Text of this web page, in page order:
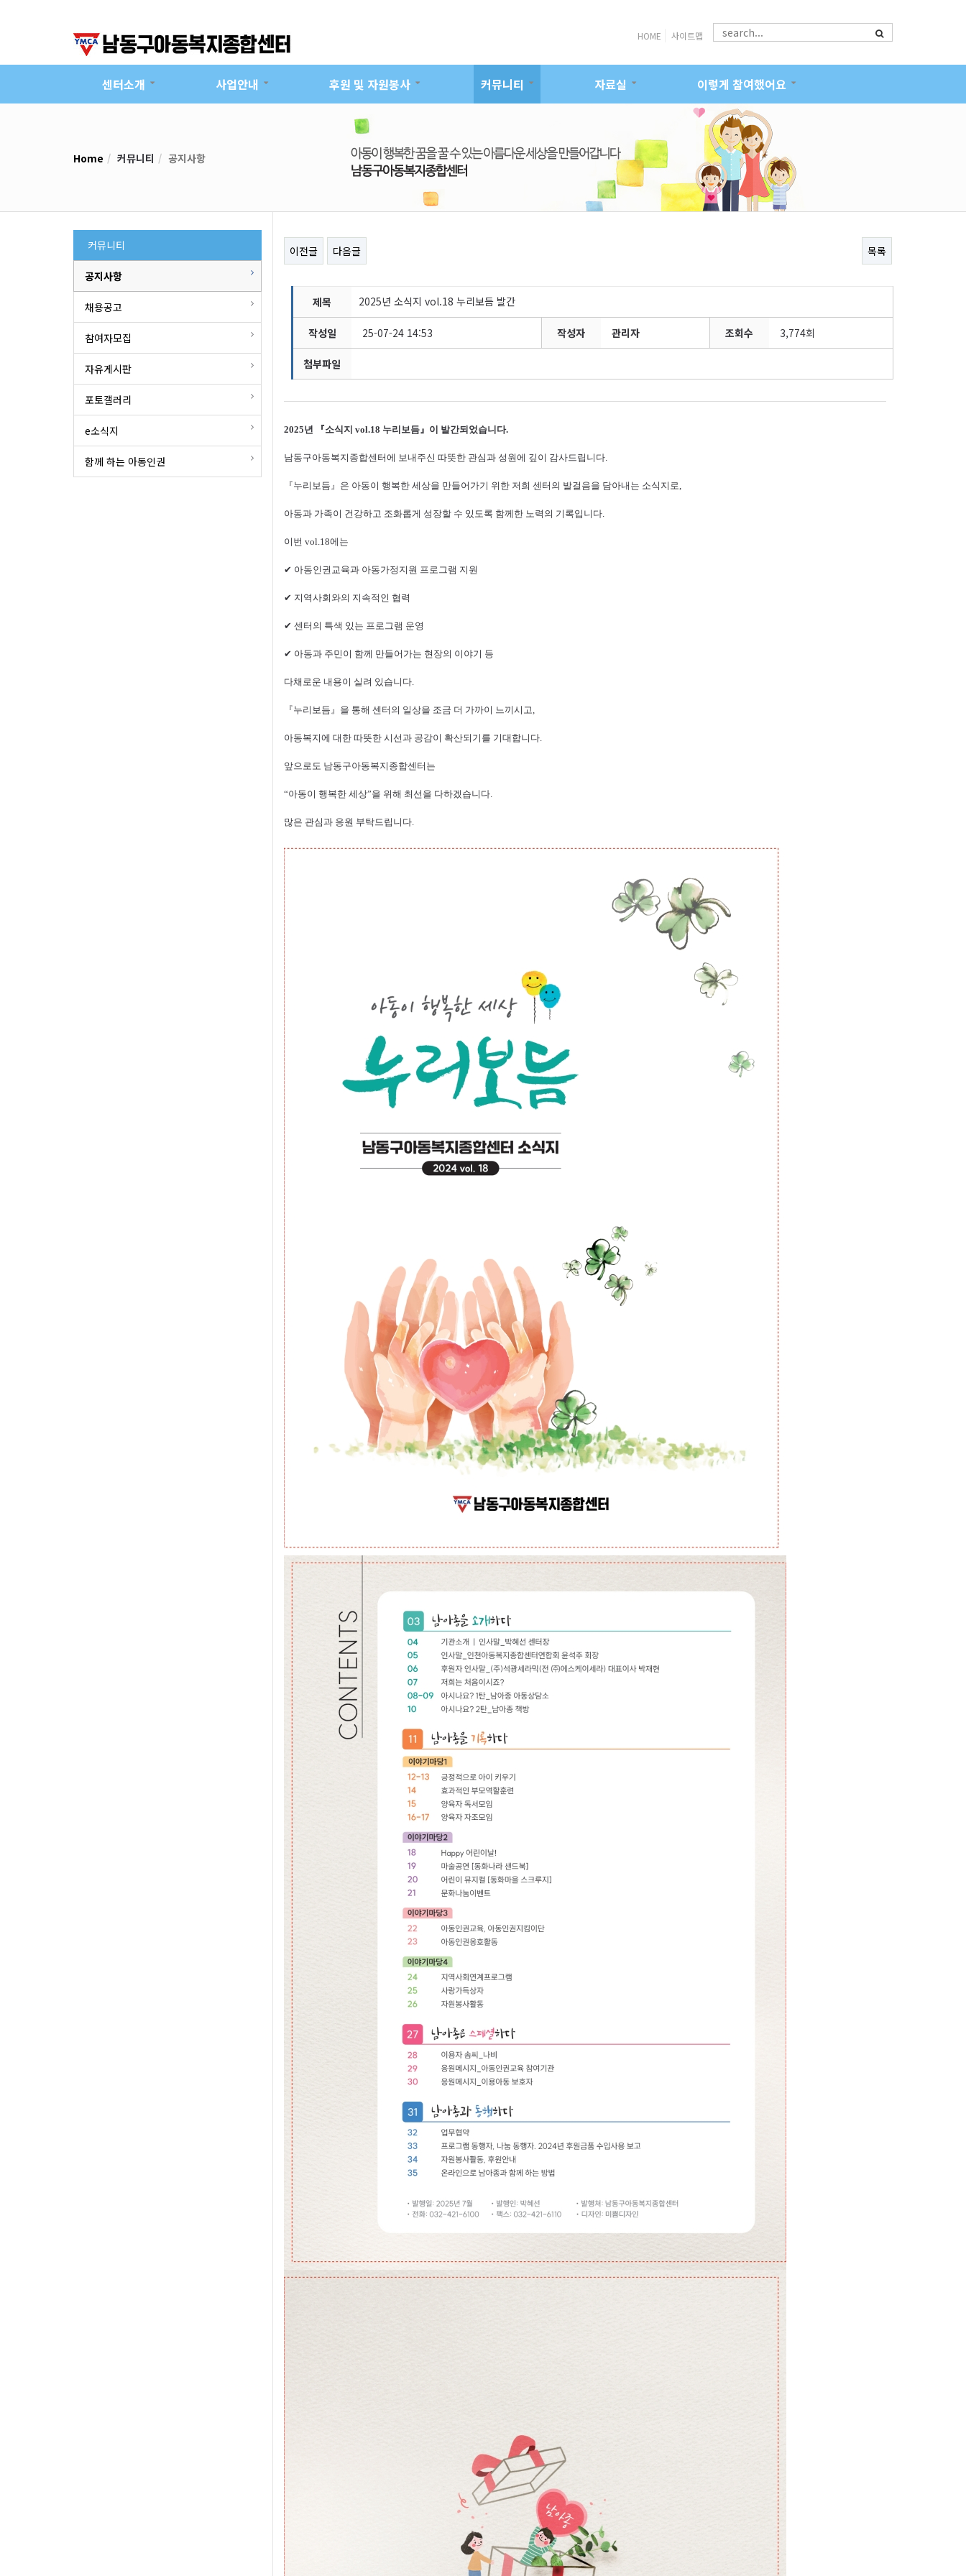
HOME 사이트맵
센터소개 사업안내 후원 및 자원봉사 커뮤니티 자료실 이렇게 참여했어요
Home 커뮤니티 공지사항
커뮤니티
공지사항
채용공고
참여자모집
자유게시판
포토갤러리
e소식지
함께 하는 아동인권
이전글 다음글 목록
제목 2025년 소식지 vol.18 누리보듬 발간
작성일 25-07-24 14:53 작성자 관리자 조회수 3,774회
첨부파일
2025년 『소식지 vol.18 누리보듬』 이 발간되었습니다.
남동구아동복지종합센터에 보내주신 따뜻한 관심과 성원에 깊이 감사드립니다.
『누리보듬』 은 아동이 행복한 세상을 만들어가기 위한 저희 센터의 발걸음을 담아내는 소식지로,
아동과 가족이 건강하고 조화롭게 성장할 수 있도록 함께한 노력의 기록입니다.
이번 vol.18에는
✔ 아동인권교육과 아동가정지원 프로그램 지원
✔ 지역사회와의 지속적인 협력
✔ 센터의 특색 있는 프로그램 운영
✔ 아동과 주민이 함께 만들어가는 현장의 이야기 등
다채로운 내용이 실려 있습니다.
『누리보듬』 을 통해 센터의 일상을 조금 더 가까이 느끼시고,
아동복지에 대한 따뜻한 시선과 공감이 확산되기를 기대합니다.
앞으로도 남동구아동복지종합센터는
“아동이 행복한 세상”을 위해 최선을 다하겠습니다.
많은 관심과 응원 부탁드립니다.